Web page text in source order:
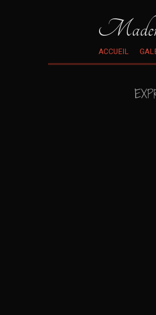
ACCUEIL